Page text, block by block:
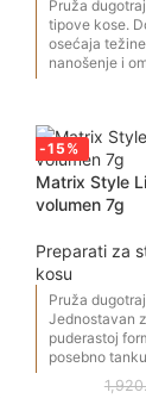
Pruža
tipove kose.
osećaja
nanošenje i
-15%
Matrix Style
volumen 7g
Preparati za
kosu
Pruža
Jednostavan
puderastoj
posebno